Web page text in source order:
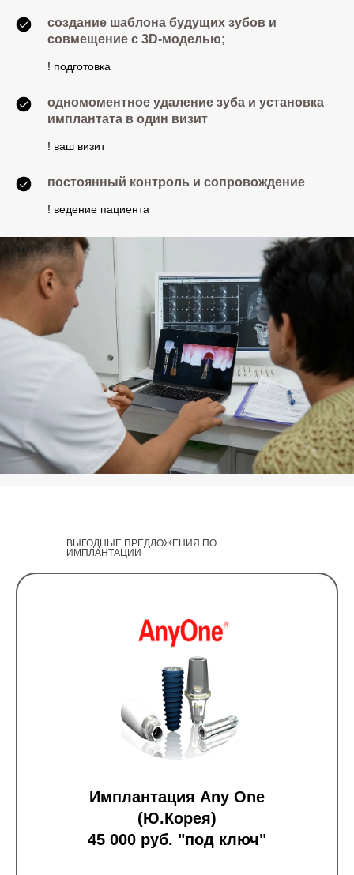
создание шаблона будущих зубов и
совмещение с 3D-моделью;
! подготовка
одномоментное удаление зуба и установка
имплантата в один визит
! ваш визит
постоянный контроль и сопровождение
! ведение пациента
ВЫГОДНЫЕ ПРЕДЛОЖЕНИЯ ПО
ИМПЛАНТАЦИИ
Имплантация Any One
(Ю.Корея)
45 000 руб. "под ключ"